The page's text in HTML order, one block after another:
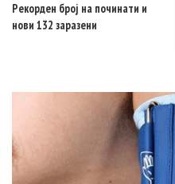
Рекорден број на починати и
нови 132 заразени